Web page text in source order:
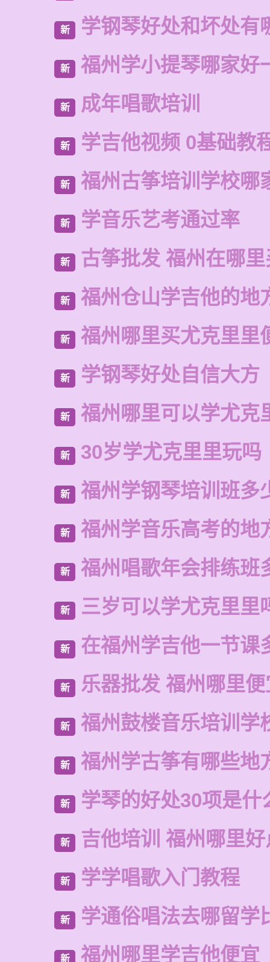
新 学钢琴好处和坏处有
新 福州学小提琴哪家好
新 成年唱歌培训
新 学吉他视频 0基础教
新 福州古筝培训学校哪
新 学音乐艺考通过率
新 古筝批发 福州在哪
新 福州仓山学吉他的地
新 福州哪里买尤克里里
新 学钢琴好处自信大方
新 福州哪里可以学尤克
新 30岁学尤克里里玩吗
新 福州学钢琴培训班多
新 福州学音乐高考的地
新 福州唱歌年会排练班
新 三岁可以学尤克里里
新 在福州学吉他一节课
新 乐器批发 福州哪里
新 福州鼓楼音乐培训学
新 福州学古筝有哪些地
新 学琴的好处30项是什
新 吉他培训 福州哪里好
新 学学唱歌入门教程
新 学通俗唱法去哪留学
新 福州哪里学吉他便宜